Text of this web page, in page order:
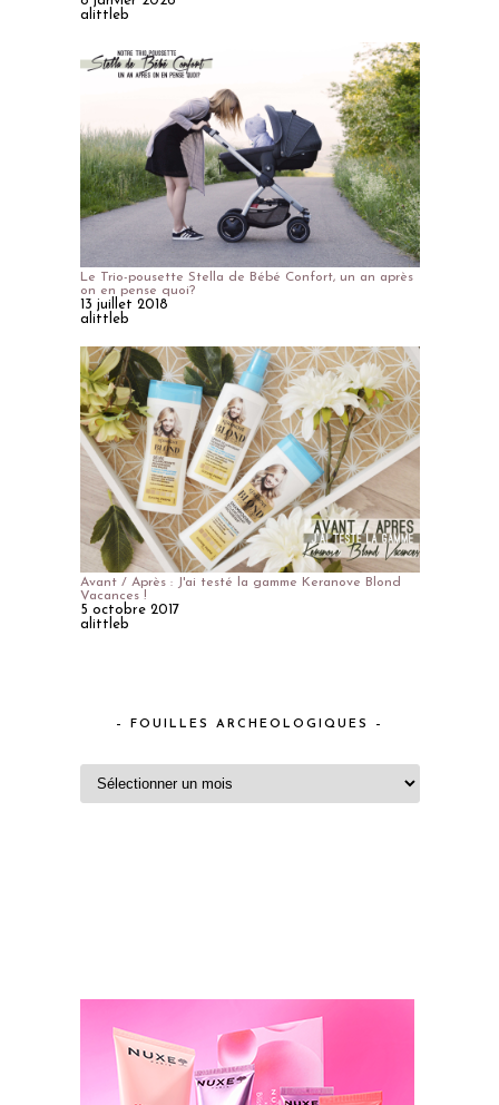
alittleb
Le Trio-pousette Stella de Bébé Confort, un an après
on en pense quoi?
13 juillet 2018
alittleb
Avant / Après : J'ai testé la gamme Keranove Blond
Vacances !
5 octobre 2017
alittleb
– FOUILLES ARCHEOLOGIQUES –